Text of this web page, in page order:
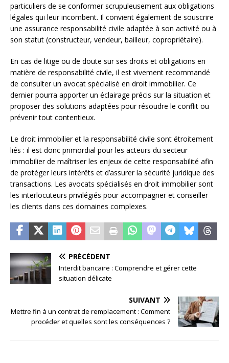
particuliers de se conformer scrupuleusement aux obligations
légales qui leur incombent. Il convient également de souscrire
une assurance responsabilité civile adaptée à son activité ou à
son statut (constructeur, vendeur, bailleur, copropriétaire).
En cas de litige ou de doute sur ses droits et obligations en
matière de responsabilité civile, il est vivement recommandé
de consulter un avocat spécialisé en droit immobilier. Ce
dernier pourra apporter un éclairage précis sur la situation et
proposer des solutions adaptées pour résoudre le conflit ou
prévenir tout contentieux.
Le droit immobilier et la responsabilité civile sont étroitement
liés : il est donc primordial pour les acteurs du secteur
immobilier de maîtriser les enjeux de cette responsabilité afin
de protéger leurs intérêts et d’assurer la sécurité juridique des
transactions. Les avocats spécialisés en droit immobilier sont
les interlocuteurs privilégiés pour accompagner et conseiller
les clients dans ces domaines complexes.
PRÉCÉDENT
Interdit bancaire : Comprendre et gérer cette
situation délicate
SUIVANT
Mettre fin à un contrat de remplacement : Comment
procéder et quelles sont les conséquences ?